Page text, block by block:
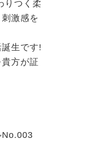
りつく柔
激感を
生です!
方が証
No.003